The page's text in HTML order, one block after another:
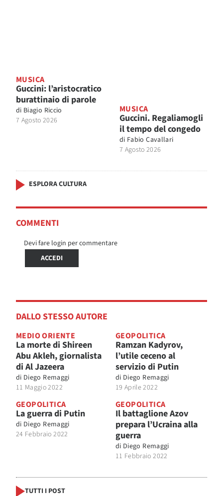
MUSICA
Guccini: l’aristocratico
burattinaio di parole
di Biagio Riccio
7 Agosto 2026
MUSICA
Guccini. Regaliamogli
il tempo del congedo
di Fabio Cavallari
7 Agosto 2026
ESPLORA CULTURA
COMMENTI
Devi fare login per commentare
ACCEDI
DALLO STESSO AUTORE
MEDIO ORIENTE
La morte di Shireen
Abu Akleh, giornalista
di Al Jazeera
di Diego Remaggi
11 Maggio 2022
GEOPOLITICA
Ramzan Kadyrov,
l’utile ceceno al
servizio di Putin
di Diego Remaggi
19 Aprile 2022
GEOPOLITICA
La guerra di Putin
di Diego Remaggi
24 Febbraio 2022
GEOPOLITICA
Il battaglione Azov
prepara l’Ucraina alla
guerra
di Diego Remaggi
11 Febbraio 2022
TUTTI I POST